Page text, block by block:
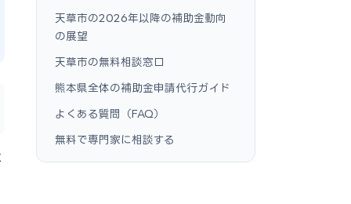
天草市の2026年以降の補助金動向
の展望
天草市の無料相談窓口
熊本県全体の補助金申請代行ガイド
よくある質問（FAQ）
無料で専門家に相談する